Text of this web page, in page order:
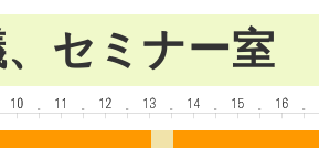
セミナー室